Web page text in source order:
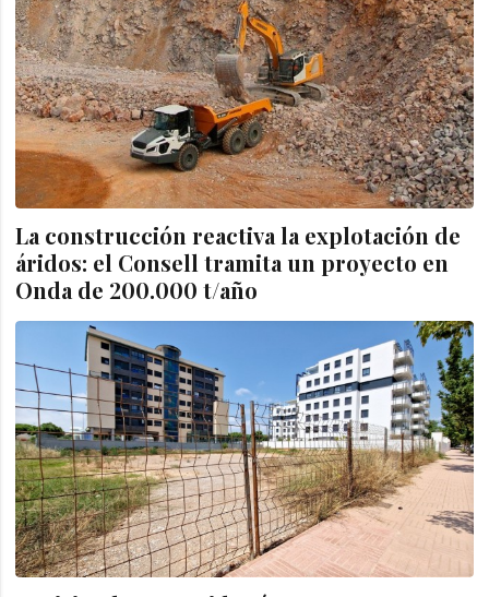
La construcción reactiva la explotación de
áridos: el Consell tramita un proyecto en
Onda de 200.000 t/año